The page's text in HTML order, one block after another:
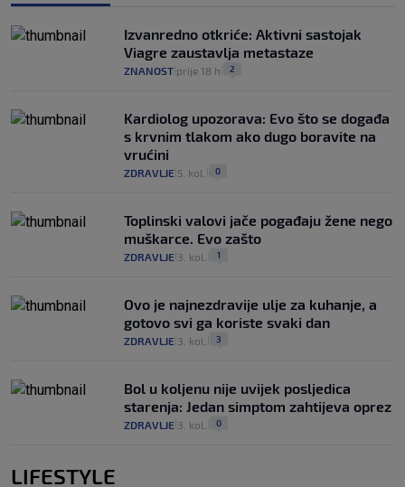
Izvanredno otkriće: Aktivni sastojak
Viagre zaustavlja metastaze
ZNANOST prije 18 h 2
Kardiolog upozorava: Evo što se događa
s krvnim tlakom ako dugo boravite na
vrućini
ZDRAVLJE 5. kol. 0
Toplinski valovi jače pogađaju žene nego
muškarce. Evo zašto
ZDRAVLJE 3. kol. 1
Ovo je najnezdravije ulje za kuhanje, a
gotovo svi ga koriste svaki dan
ZDRAVLJE 3. kol. 3
Bol u koljenu nije uvijek posljedica
starenja: Jedan simptom zahtijeva oprez
ZDRAVLJE 3. kol. 0
LIFESTYLE